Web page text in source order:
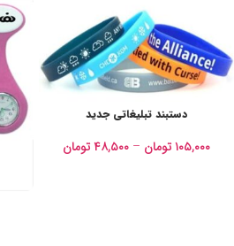
دستبند تبلیغاتی جدید
۱۰۵,۰۰۰تومان – ۴۸,۵۰۰تومان